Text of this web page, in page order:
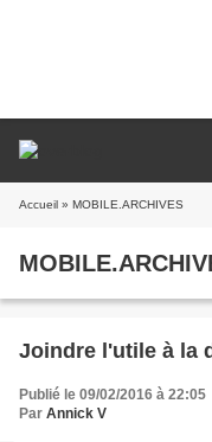
Accueil » MOBILE.ARCHIVES
Joindre l'utile à la
Publié le 09/02/2016 à 22:05
Par Annick V